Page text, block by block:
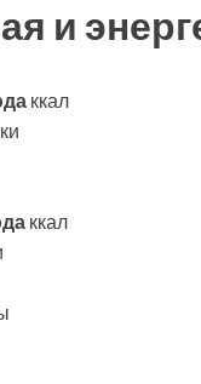
и
ккал
ккал